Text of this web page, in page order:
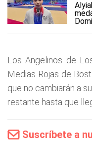
Los Angelinos de
Medias Rojas de
que no cambiarán a
restante hasta que
Suscríbete a